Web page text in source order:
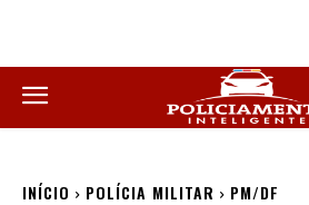
INÍCIO POLÍCIA MILITAR PM/DF